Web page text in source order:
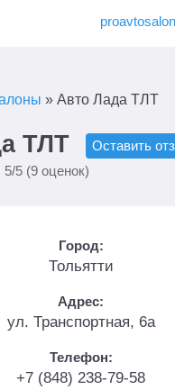
» Авто Лада ТЛТ
ТЛТ
Оставить
5/5 (9оценок)
Город:
Тольятти
Адрес:
ул. Транспортная, 6а
Телефон:
+7 (848) 238-79-58